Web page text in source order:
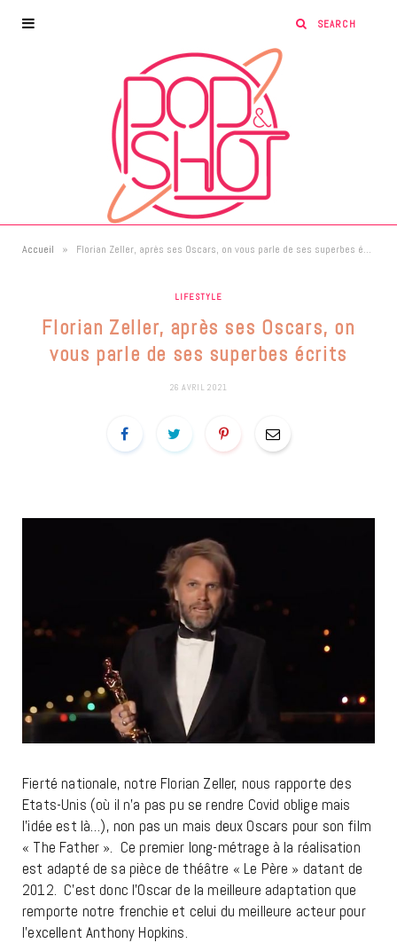
Accueil » Florian Zeller, après ses Oscars, on vous parle de ses superbes écrits
LIFESTYLE
Florian Zeller, après ses Oscars, on
vous parle de ses superbes écrits
26 AVRIL 2021
Fierté nationale, notre Florian Zeller, nous rapporte des
Etats-Unis (où il n’a pas pu se rendre Covid oblige mais
l’idée est là…), non pas un mais deux Oscars pour son film
« The Father ». Ce premier long-métrage à la réalisation
est adapté de sa pièce de théâtre « Le Père » datant de
2012. C’est donc l’Oscar de la meilleure adaptation que
remporte notre frenchie et celui du meilleure acteur pour
l’excellent Anthony Hopkins.